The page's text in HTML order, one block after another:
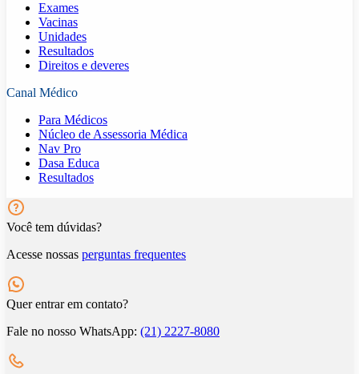
Exames
Vacinas
Unidades
Resultados
Direitos e deveres
Canal Médico
Para Médicos
Núcleo de Assessoria Médica
Nav Pro
Dasa Educa
Resultados
Você tem dúvidas?
Acesse nossas perguntas frequentes
Quer entrar em contato?
Fale no nosso WhatsApp: (21) 2227-8080